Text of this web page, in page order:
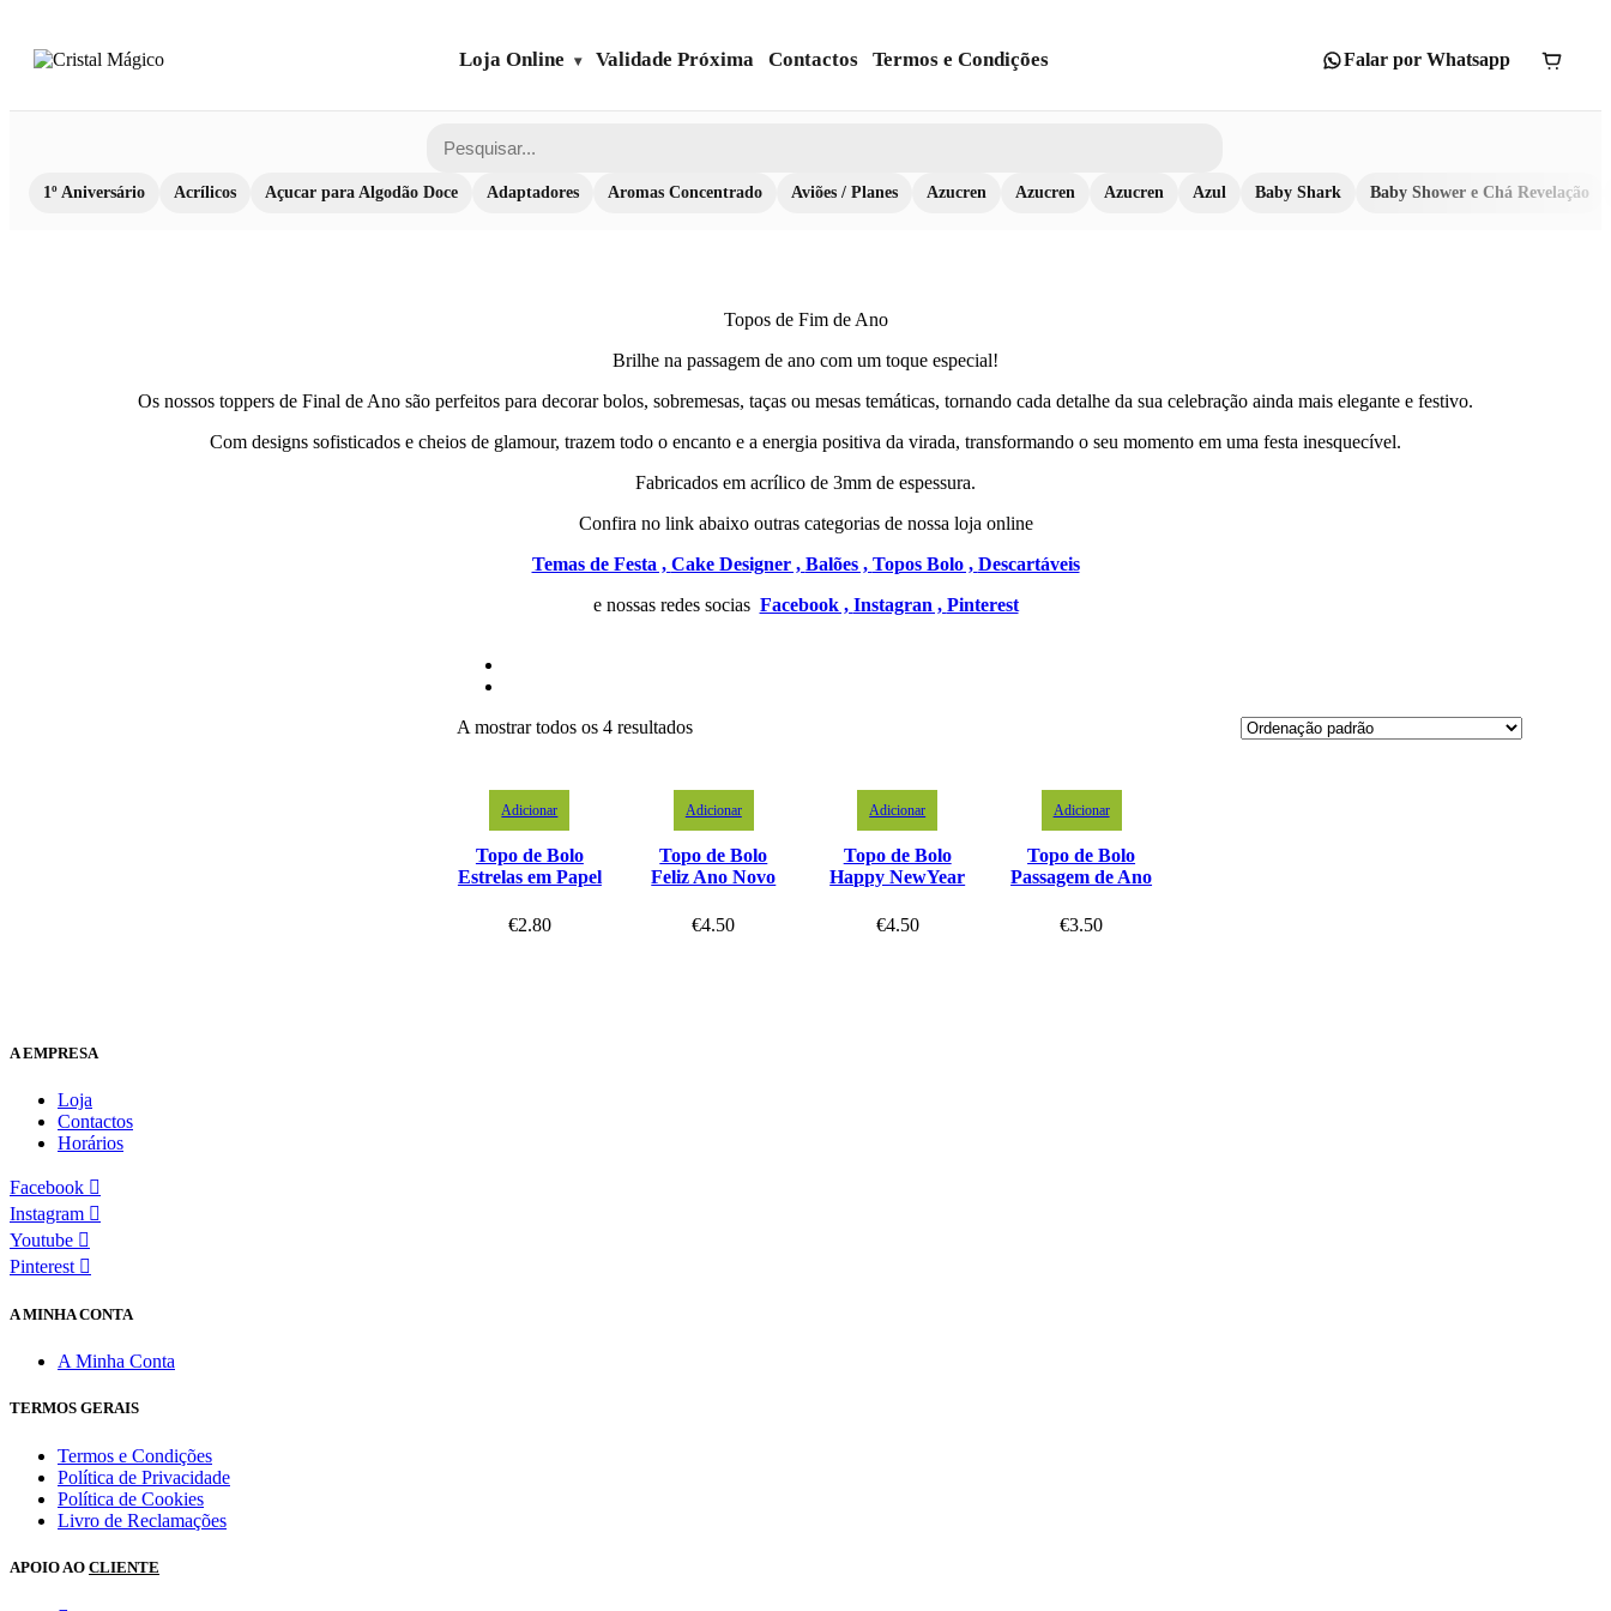
Loja Online Validade Próxima Contactos Termos e Condições Falar por Whatsapp
1º Aniversário Acrílicos Açucar para Algodão Doce Adaptadores Aromas Concentrado Aviões / Planes Azucren Azucren Azucren Azul Baby Shark Baby Shower e Chá Revelação
Topos de Fim de Ano
Brilhe na passagem de ano com um toque especial!
Os nossos toppers de Final de Ano são perfeitos para decorar bolos, sobremesas, taças ou mesas temáticas, tornando cada detalhe da sua celebração ainda mais elegante e festivo.
Com designs sofisticados e cheios de glamour, trazem todo o encanto e a energia positiva da virada, transformando o seu momento em uma festa inesquecível.
Fabricados em acrílico de 3mm de espessura.
Confira no link abaixo outras categorias de nossa loja online
Temas de Festa , Cake Designer , Balões , Topos Bolo , Descartáveis
e nossas redes socias Facebook , Instagran , Pinterest
A mostrar todos os 4 resultados
Adicionar
Topo de Bolo
Estrelas em Papel
€2.80
Adicionar
Topo de Bolo
Feliz Ano Novo
€4.50
Adicionar
Topo de Bolo
Happy NewYear
€4.50
Adicionar
Topo de Bolo
Passagem de Ano
€3.50
A EMPRESA
Loja
Contactos
Horários
Facebook
Instagram
Youtube
Pinterest
A MINHA CONTA
A Minha Conta
TERMOS GERAIS
Termos e Condições
Política de Privacidade
Política de Cookies
Livro de Reclamações
APOIO AO CLIENTE